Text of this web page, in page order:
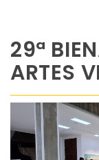
29ª
ARTES